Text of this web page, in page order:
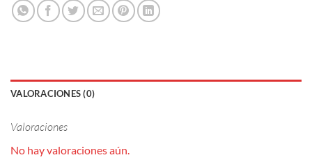
VALORACIONES (0)
Valoraciones
No hay valoraciones aún.